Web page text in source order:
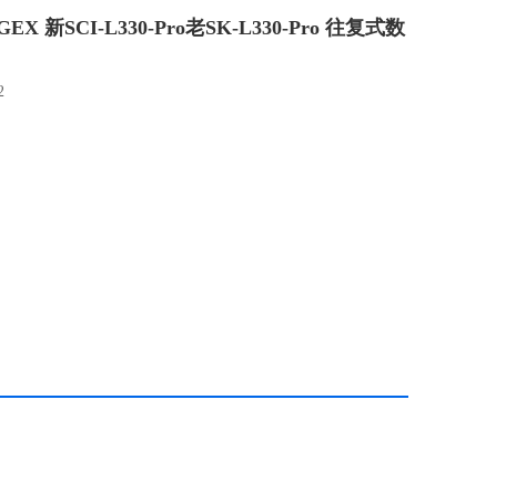
新SCI-L330-Pro老SK-L330-Pro 往复式数